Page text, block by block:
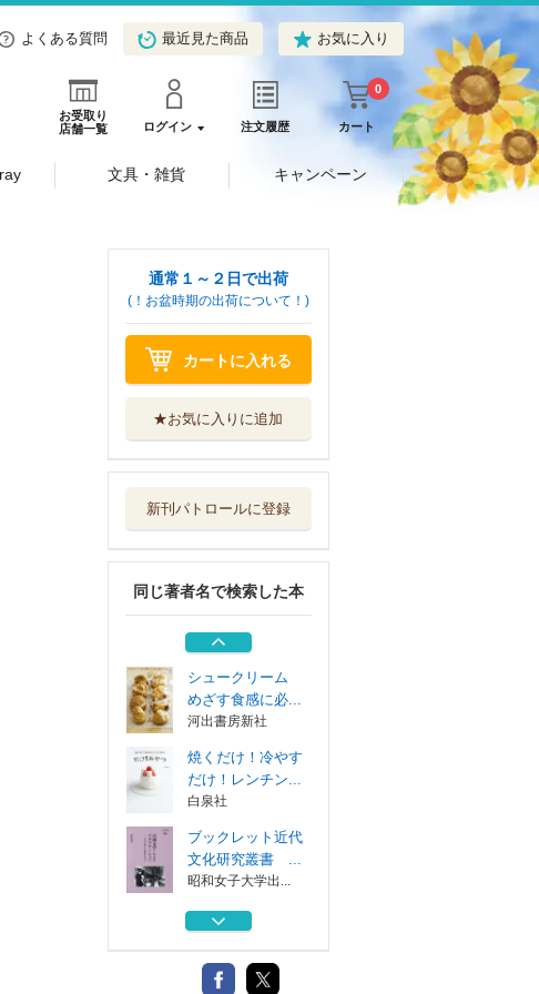
よくある質問 最近見た商品 お気に入り
お受取り
店舗一覧
ログイン 注文履歴 カート
0
文具・雑貨 キャンペーン
通常１～２日で出荷
(！お盆時期の出荷について！)
カートに入れる
★お気に入りに追加
新刊パトロールに登録
同じ著者名で検索した本
ブックレット近代
文化研究叢書 ...
たのしいおりょう
河出書房新社
わくわくおべんと
う 新装版
河出書房新社
シュークリーム
めざす食感に必...
河出書房新社
焼くだけ！冷やす
だけ！レンチン...
白泉社
ブックレット近代
文化研究叢書 ...
昭和女子大学出...
たのしいおりょう
河出書房新社